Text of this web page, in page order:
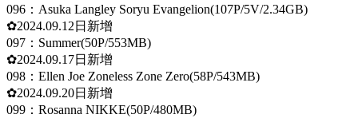
096：Asuka Langley Soryu Evangelion(107P/5V/2.34GB)
✿2024.09.12日新增
097：Summer(50P/553MB)
✿2024.09.17日新增
098：Ellen Joe Zoneless Zone Zero(58P/543MB)
✿2024.09.20日新增
099：Rosanna NIKKE(50P/480MB)